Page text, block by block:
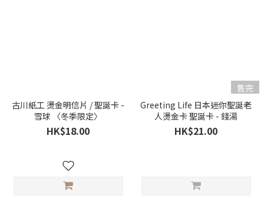
古川紙工 燙金明信片 / 聖誕卡 -
雪球 〈冬季限定〉
HK$18.00
售完
Greeting Life 日本迷你聖誕老
人燙金卡 聖誕卡 - 錢湯
HK$21.00